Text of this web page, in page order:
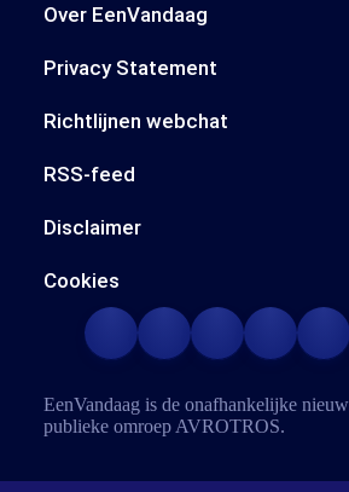
Over EenVandaag
Privacy Statement
Richtlijnen webchat
RSS-feed
Disclaimer
Cookies
EenVandaag is de onafhankelijke
publieke omroep AVROTROS.